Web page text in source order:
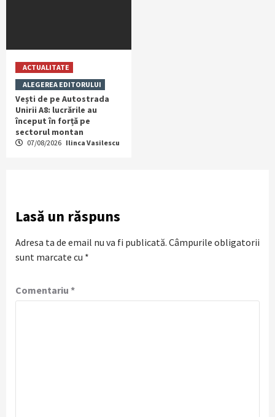
ACTUALITATE
ALEGEREA EDITORULUI
Vești de pe Autostrada
Unirii A8: lucrările au
început în forță pe
sectorul montan
07/08/2026 Ilinca Vasilescu
Lasă un răspuns
Adresa ta de email nu va fi publicată. Câmpurile obligatorii
sunt marcate cu *
Comentariu *